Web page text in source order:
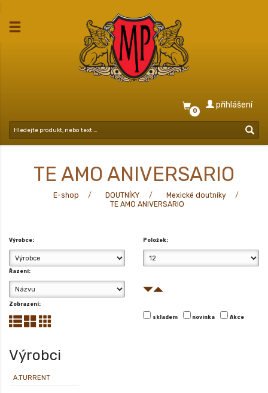
0
přihlášení
TE AMO ANIVERSARIO
E-shop DOUTNÍKY
Mexické doutníky
TE AMO ANIVERSARIO
Výrobce: Položek:
Řazení:
Zobrazení:
skladem novinka Akce
Výrobci
A.TURRENT